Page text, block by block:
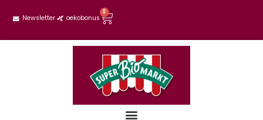
Newsletter oekobonus
0